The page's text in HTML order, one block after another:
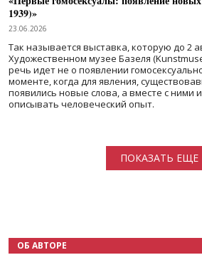
1939)»
23.06.2026
Так называется выставка, которую до 2
Художественном музее Базеля
речь идет не о появлении
моменте, когда для явления,
появились новые слова, а вместе с ними
описывать человеческий опыт.
ПОКАЗАТЬ ЕЩЕ
ОБ АВТОРЕ